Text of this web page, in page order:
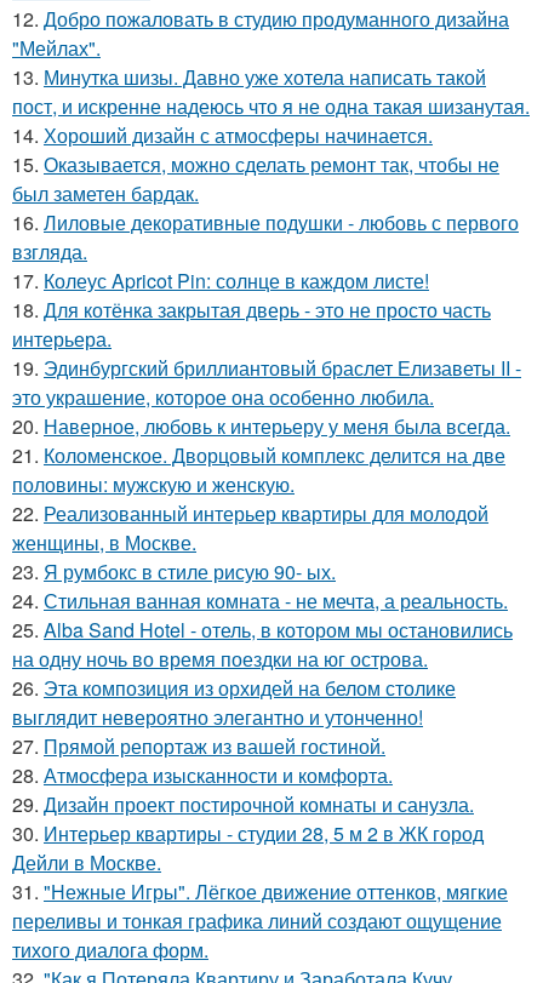
12. Добро пожаловать в студию продуманного дизайна
"Мейлах".
13. Минутка шизы. Давно уже хотела написать такой
пост, и искренне надеюсь что я не одна такая шизанутая.
14. Хороший дизайн с атмосферы начинается.
15. Оказывается, можно сделать ремонт так, чтобы не
был заметен бардак.
16. Лиловые декоративные подушки - любовь с первого
взгляда.
17. Колеус Apricot Pin: солнце в каждом листе!
18. Для котёнка закрытая дверь - это не просто часть
интерьера.
19. Эдинбургский бриллиантовый браслет Елизаветы II -
это украшение, которое она особенно любила.
20. Наверное, любовь к интерьеру у меня была всегда.
21. Коломенское. Дворцовый комплекс делится на две
половины: мужскую и женскую.
22. Реализованный интерьер квартиры для молодой
женщины, в Москве.
23. Я румбокс в стиле рисую 90- ых.
24. Стильная ванная комната - не мечта, а реальность.
25. Alba Sand Hotel - отель, в котором мы остановились
на одну ночь во время поездки на юг острова.
26. Эта композиция из орхидей на белом столике
выглядит невероятно элегантно и утонченно!
27. Прямой репортаж из вашей гостиной.
28. Атмосфера изысканности и комфорта.
29. Дизайн проект постирочной комнаты и санузла.
30. Интерьер квартиры - студии 28, 5 м 2 в ЖК город
Дейли в Москве.
31. "Нежные Игры". Лёгкое движение оттенков, мягкие
переливы и тонкая графика линий создают ощущение
тихого диалога форм.